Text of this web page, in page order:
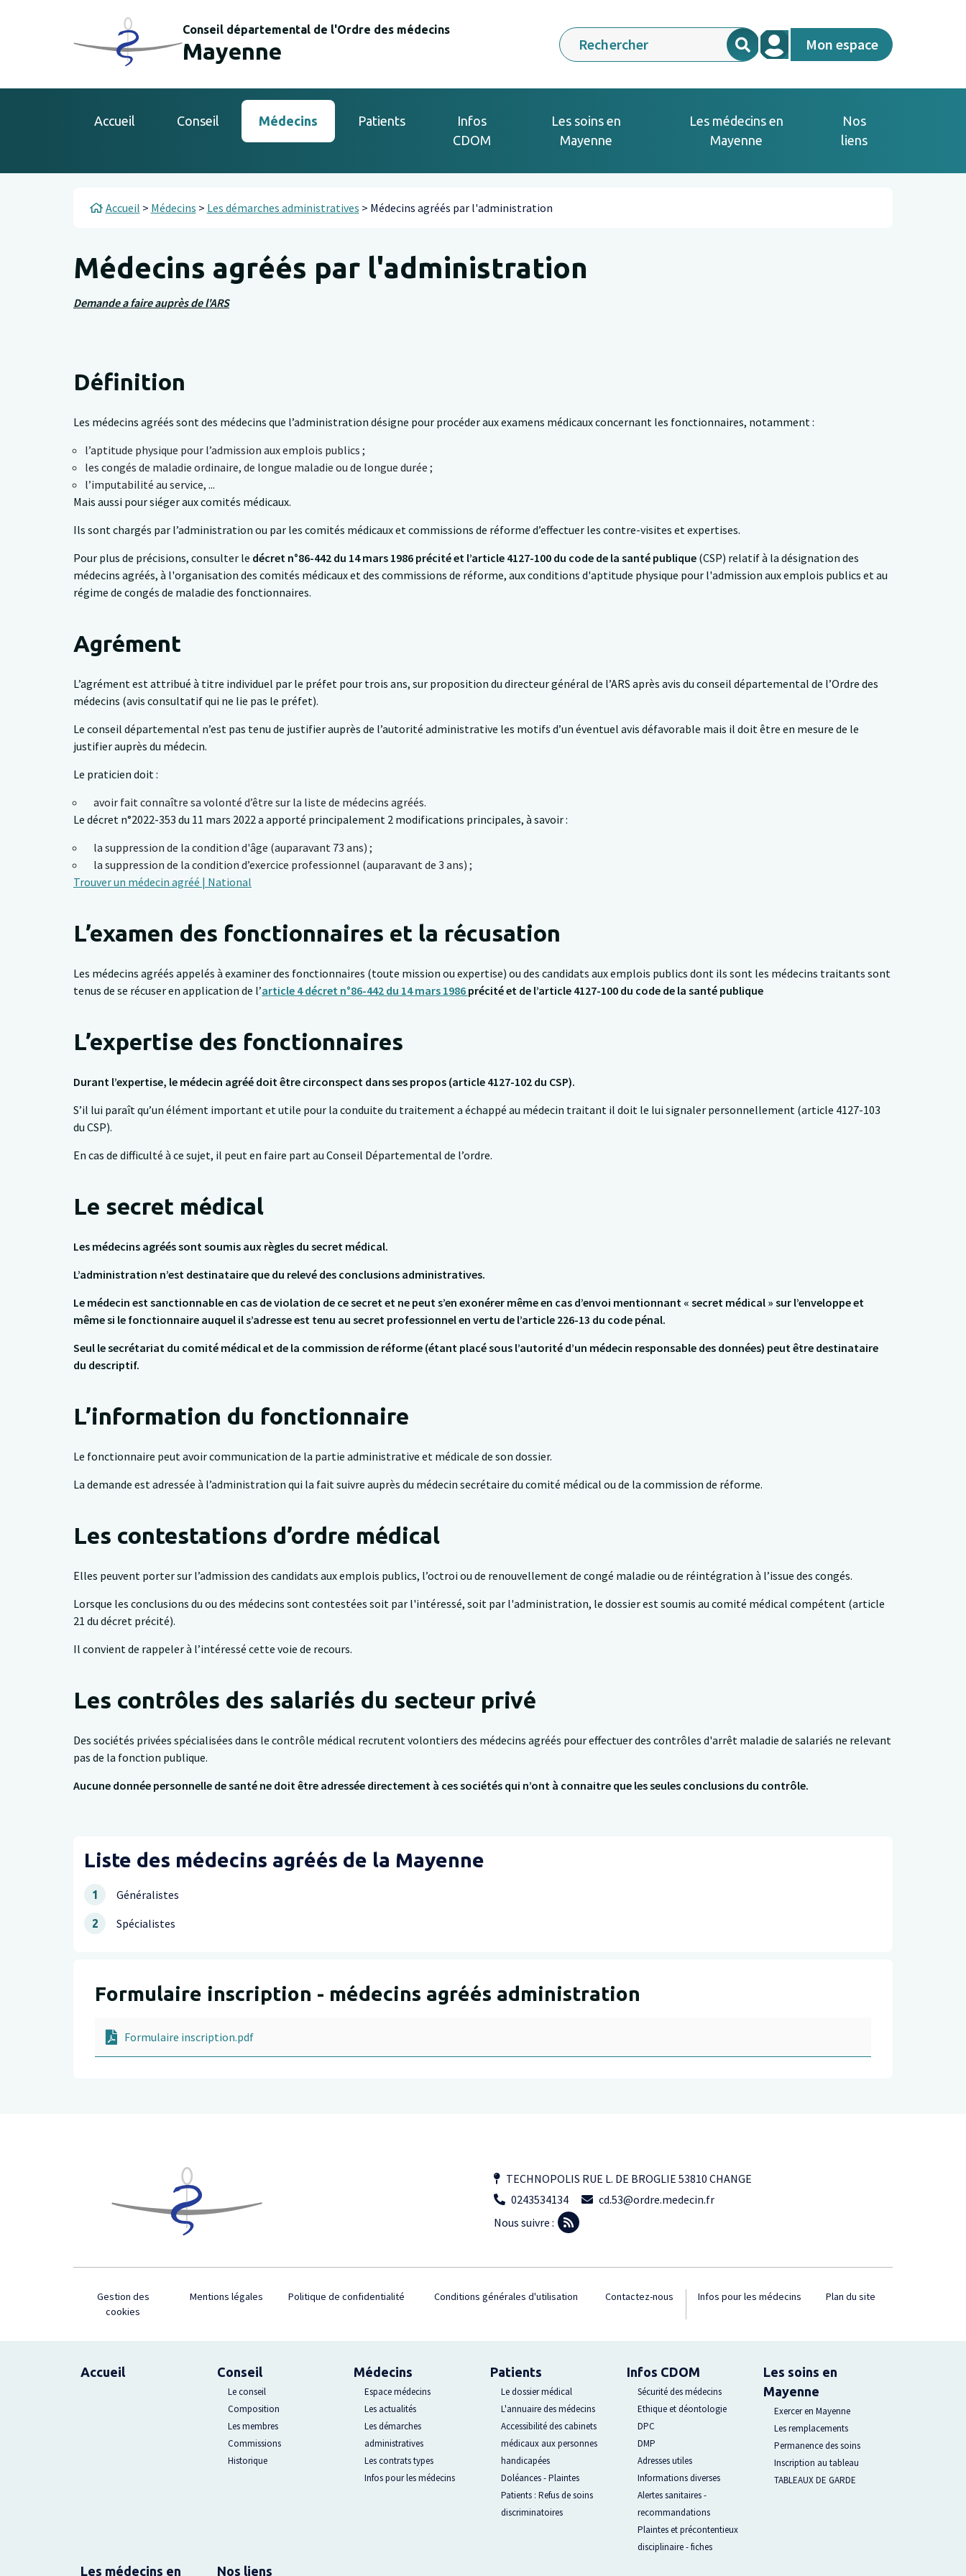
Conseil départemental de l'Ordre des médecins
Mayenne
Rechercher Mon espace
Accueil Conseil Médecins Patients
Infos
CDOM
Les soins en
Mayenne
Les médecins en
Mayenne
Nos
liens
Fil d'Ariane
Accueil Médecins Les démarches administratives Médecins agréés par l'administration
Médecins agréés par l'administration
Demande a faire auprès de l'ARS
Définition
Les médecins agréés sont des médecins que l’administration désigne pour procéder aux examens médicaux concernant les fonctionnaires, notamment :
l’aptitude physique pour l’admission aux emplois publics ;
les congés de maladie ordinaire, de longue maladie ou de longue durée ;
l’imputabilité au service, ...
Mais aussi pour siéger aux comités médicaux.
Ils sont chargés par l’administration ou par les comités médicaux et commissions de réforme d’effectuer les contre-visites et expertises.
Pour plus de précisions, consulter le décret n°86-442 du 14 mars 1986 précité et l’article 4127-100 du code de la santé publique (CSP) relatif à la désignation des
médecins agréés, à l'organisation des comités médicaux et des commissions de réforme, aux conditions d'aptitude physique pour l'admission aux emplois publics et au
régime de congés de maladie des fonctionnaires.
Agrément
L’agrément est attribué à titre individuel par le préfet pour trois ans, sur proposition du directeur général de l’ARS après avis du conseil départemental de l’Ordre des
médecins (avis consultatif qui ne lie pas le préfet).
Le conseil départemental n’est pas tenu de justifier auprès de l’autorité administrative les motifs d’un éventuel avis défavorable mais il doit être en mesure de le
justifier auprès du médecin.
Le praticien doit :
avoir fait connaître sa volonté d’être sur la liste de médecins agréés.
Le décret n°2022-353 du 11 mars 2022 a apporté principalement 2 modifications principales, à savoir :
la suppression de la condition d'âge (auparavant 73 ans) ;
la suppression de la condition d’exercice professionnel (auparavant de 3 ans) ;
Trouver un médecin agréé | National
L’examen des fonctionnaires et la récusation
Les médecins agréés appelés à examiner des fonctionnaires (toute mission ou expertise) ou des candidats aux emplois publics dont ils sont les médecins traitants sont
tenus de se récuser en application de l’article 4 décret n°86-442 du 14 mars 1986 précité et de l’article 4127-100 du code de la santé publique
L’expertise des fonctionnaires
Durant l’expertise, le médecin agréé doit être circonspect dans ses propos (article 4127-102 du CSP).
S’il lui paraît qu’un élément important et utile pour la conduite du traitement a échappé au médecin traitant il doit le lui signaler personnellement (article 4127-103
du CSP).
En cas de difficulté à ce sujet, il peut en faire part au Conseil Départemental de l’ordre.
Le secret médical
Les médecins agréés sont soumis aux règles du secret médical.
L’administration n’est destinataire que du relevé des conclusions administratives.
Le médecin est sanctionnable en cas de violation de ce secret et ne peut s’en exonérer même en cas d’envoi mentionnant « secret médical » sur l’enveloppe et
même si le fonctionnaire auquel il s’adresse est tenu au secret professionnel en vertu de l’article 226-13 du code pénal.
Seul le secrétariat du comité médical et de la commission de réforme (étant placé sous l’autorité d’un médecin responsable des données) peut être destinataire
du descriptif.
L’information du fonctionnaire
Le fonctionnaire peut avoir communication de la partie administrative et médicale de son dossier.
La demande est adressée à l’administration qui la fait suivre auprès du médecin secrétaire du comité médical ou de la commission de réforme.
Les contestations d’ordre médical
Elles peuvent porter sur l’admission des candidats aux emplois publics, l’octroi ou de renouvellement de congé maladie ou de réintégration à l’issue des congés.
Lorsque les conclusions du ou des médecins sont contestées soit par l'intéressé, soit par l'administration, le dossier est soumis au comité médical compétent (article
21 du décret précité).
Il convient de rappeler à l’intéressé cette voie de recours.
Les contrôles des salariés du secteur privé
Des sociétés privées spécialisées dans le contrôle médical recrutent volontiers des médecins agréés pour effectuer des contrôles d'arrêt maladie de salariés ne relevant
pas de la fonction publique.
Aucune donnée personnelle de santé ne doit être adressée directement à ces sociétés qui n’ont à connaitre que les seules conclusions du contrôle.
Liste des médecins agréés de la Mayenne
1 Généralistes
2 Spécialistes
Formulaire inscription - médecins agréés administration
Formulaire inscription.pdf
TECHNOPOLIS RUE L. DE BROGLIE 53810 CHANGE
0243534134
cd.53@ordre.medecin.fr
Nous suivre :
Gestion des
cookies
Mentions légales Politique de confidentialité Conditions générales d'utilisation Contactez-nous Infos pour les médecins Plan du site
Accueil Conseil
Le conseil
Composition
Les membres
Commissions
Historique
Médecins
Espace médecins
Les actualités
Les démarches
administratives
Les contrats types
Infos pour les médecins
Patients
Le dossier médical
L'annuaire des médecins
Accessibilité des cabinets
médicaux aux personnes
handicapées
Doléances - Plaintes
Patients : Refus de soins
discriminatoires
Infos CDOM
Sécurité des médecins
Ethique et déontologie
DPC
DMP
Adresses utiles
Informations diverses
Alertes sanitaires -
recommandations
Plaintes et précontentieux
disciplinaire - fiches
Les soins en
Mayenne
Exercer en Mayenne
Les remplacements
Permanence des soins
Inscription au tableau
TABLEAUX DE GARDE
Les médecins en Nos liens